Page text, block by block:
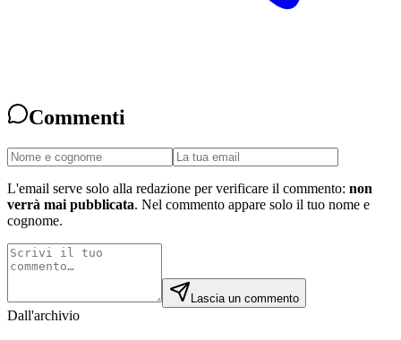
Commenti
L'email serve solo alla redazione per verificare il commento: non
verrà mai pubblicata. Nel commento appare solo il tuo nome e
cognome.
Lascia un commento
Dall'archivio